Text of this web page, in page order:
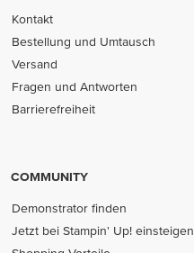
Kontakt
Bestellung und Umtausch
Versand
Fragen und Antworten
Barrierefreiheit
COMMUNITY
Demonstrator finden
Jetzt bei Stampin' Up! einsteigen